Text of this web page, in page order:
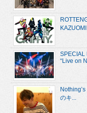
KAZUOMI
SPECIAL
“Live on
のキ...